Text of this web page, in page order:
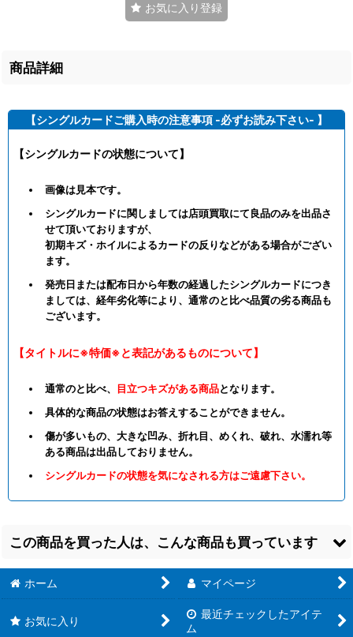
お気に入り登録
商品詳細
【シングルカードご購入時の注意事項 -必ずお読み下さい- 】
【シングルカードの状態について】
画像は見本です。
シングルカードに関しましては店頭買取にて良品のみを出品さ
せて頂いておりますが、
初期キズ・ホイルによるカードの反りなどがある場合がござい
ます。
発売日または配布日から年数の経過したシングルカードにつき
ましては、経年劣化等により、通常のと比べ品質の劣る商品も
ございます。
【タイトルに※特価※と表記があるものについて】
通常のと比べ、 目立つキズがある商品となります。
具体的な商品の状態はお答えすることができません。
傷が多いもの、大きな凹み、折れ目、めくれ、破れ、水濡れ等
ある商品は出品しておりません。
シングルカードの状態を気になされる方はご遠慮下さい。
この商品を買った人は、こんな商品も買っています
ホーム マイページ
お気に入り
最近チェックしたアイテ
ム